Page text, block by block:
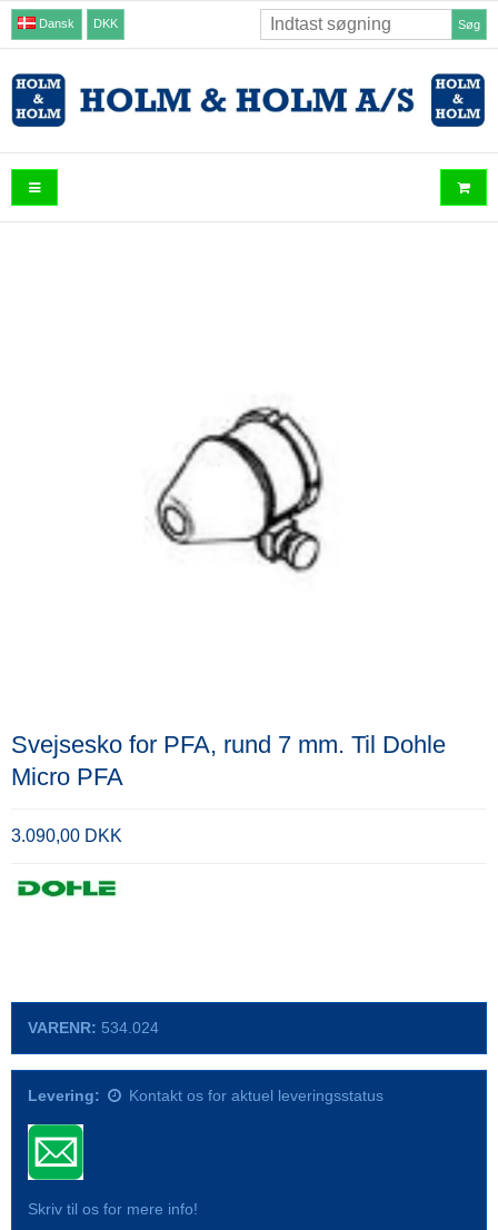
Dansk DKK Søg
Svejsesko for PFA, rund 7 mm. Til Dohle
Micro PFA
3.090,00 DKK
VARENR: 534.024
Levering: Kontakt os for aktuel leveringsstatus
Skriv til os for mere info!